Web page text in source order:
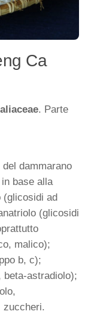
Ca
. Parte
dammarano
base alla
(glicosidi ad
(glicosidi
malico);
b, c);
beta-astradiolo);
zuccheri.